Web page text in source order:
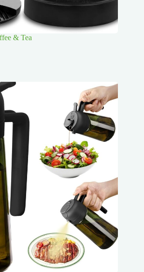
& Tea